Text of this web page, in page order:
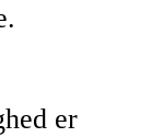
er